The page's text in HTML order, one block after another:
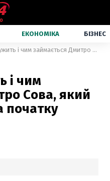
ЕКОНОМІКА БІЗНЕС
Де зараз служить і чим займається Дмитро Сова, який мобілізувався на початку великої війни
і чим
Сова, який
початку